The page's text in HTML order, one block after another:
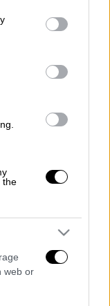
You may click to
party tags to
in below Google
the
web or
είναι
στα οποία
του
κρυφά, αλλά
και άλλα
Η πολιτική
κέντρο
έχει
Bar), αλλά